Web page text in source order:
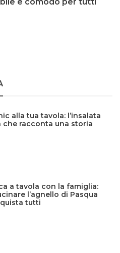
e comodo per tutti
alla tua tavola: l’insalata
che racconta una storia
a tavola con la famiglia:
l’agnello di Pasqua
tutti